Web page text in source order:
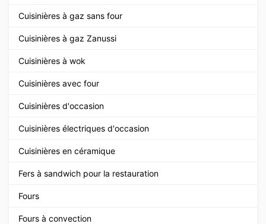
Cuisinières à gaz sans four
Cuisinières à gaz Zanussi
Cuisinières à wok
Cuisinières avec four
Cuisinières d'occasion
Cuisinières électriques d'occasion
Cuisinières en céramique
Fers à sandwich pour la restauration
Fours
Fours à convection